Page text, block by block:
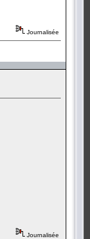
Journalisée
Journalisée